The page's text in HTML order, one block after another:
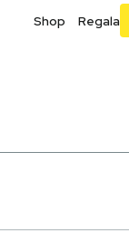
Shop Regala